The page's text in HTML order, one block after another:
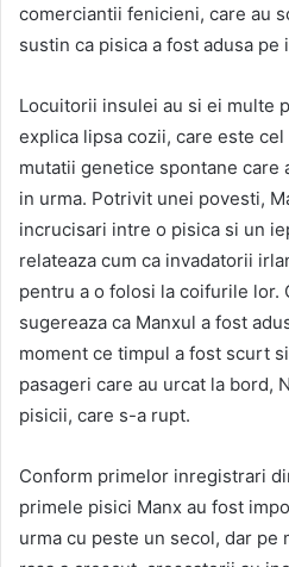
comerciantii fenicieni, care au
sustin ca pisica a fost adusa
Locuitorii insulei au si ei multe
explica lipsa cozii, care este
mutatii genetice spontane care
in urma. Potrivit unei povesti,
incrucisari intre o pisica si un
relateaza cum ca invadatorii
pentru a o folosi la coifurile lor.
sugereaza ca Manxul a fost
moment ce timpul a fost scurt
pasageri care au urcat la bord,
pisicii, care s-a rupt.
Conform primelor inregistrari
primele pisici Manx au fost
urma cu peste un secol, dar pe